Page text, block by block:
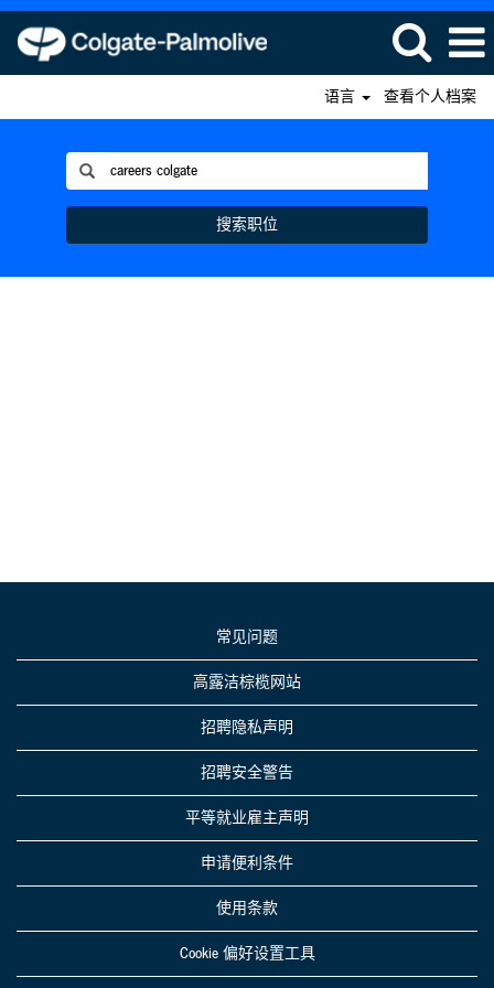
语言 查看个人档案
搜索职位
常见问题
高露洁棕榄网站
招聘隐私声明
招聘安全警告
平等就业雇主声明
申请便利条件
使用条款
Cookie 偏好设置工具